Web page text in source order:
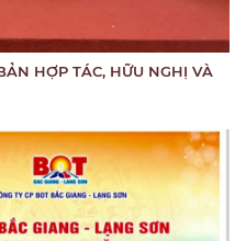
HỢP TÁC, HỮU NGHỊ VÀ